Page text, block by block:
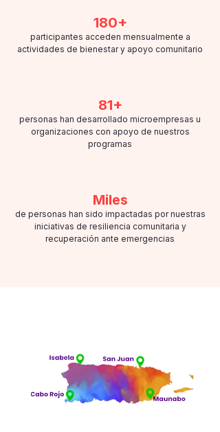
180+
participantes acceden mensualmente a
actividades de bienestar y apoyo comunitario
81+
personas han desarrollado microempresas u
organizaciones con apoyo de nuestros
programas
Miles
de personas han sido impactadas por nuestras
iniciativas de resiliencia comunitaria y
recuperación ante emergencias